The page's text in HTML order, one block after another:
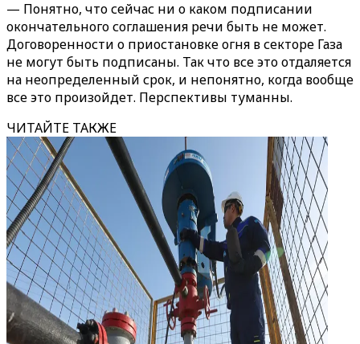
— Понятно, что сейчас ни о каком подписании
окончательного соглашения речи быть не может.
Договоренности о приостановке огня в секторе Газа
не могут быть подписаны. Так что все это отдаляется
на неопределенный срок, и непонятно, когда вообще
все это произойдет. Перспективы туманны.
ЧИТАЙТЕ ТАКЖЕ